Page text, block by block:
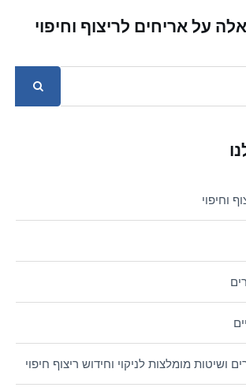
על אריחים לריצוף וחיפוי
וחיפוי
ושיטות מומלצות לניקוי וחידוש ריצוף חיפוי